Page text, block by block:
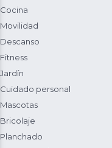
Cocina
Movilidad
Descanso
Fitness
Jardín
Cuidado personal
Mascotas
Bricolaje
Planchado